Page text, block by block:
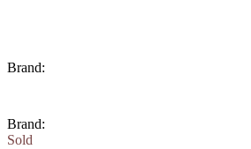
Brand:
Brand:
Sold